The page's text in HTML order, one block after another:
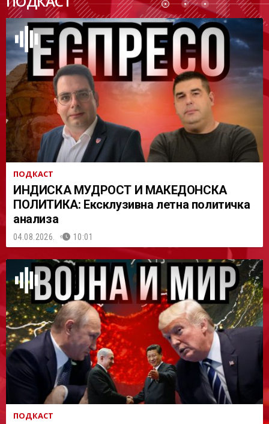
АСТ
ПОДКАСТ
ИНДИСКА МУДРОСТ И МАКЕДОНСКА
ПОЛИТИКА: Ексклузивна летна политичка
анализа
04.08.2026. 10:01
ПОДКАСТ